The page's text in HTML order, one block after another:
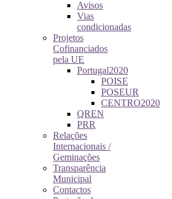
Avisos
Vias
condicionadas
Projetos
Cofinanciados
pela UE
Portugal2020
POISE
POSEUR
CENTRO2020
QREN
PRR
Relações
Internacionais /
Geminações
Transparência
Municipal
Contactos